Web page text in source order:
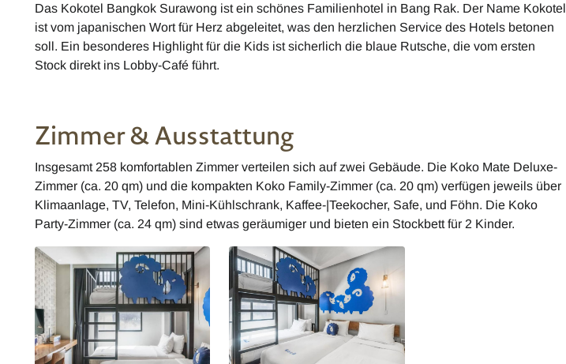
Das Kokotel Bangkok Surawong ist ein schönes Familienhotel in Bang Rak. Der Name Kokotel
ist vom japanischen Wort für Herz abgeleitet, was den herzlichen Service des Hotels betonen
soll. Ein besonderes Highlight für die Kids ist sicherlich die blaue Rutsche, die vom ersten
Stock direkt ins Lobby-Café führt.
Zimmer & Ausstattung
Insgesamt 258 komfortablen Zimmer verteilen sich auf zwei Gebäude. Die Koko Mate Deluxe-
Zimmer (ca. 20 qm) und die kompakten Koko Family-Zimmer (ca. 20 qm) verfügen jeweils über
Klimaanlage, TV, Telefon, Mini-Kühlschrank, Kaffee-|Teekocher, Safe, und Föhn. Die Koko
Party-Zimmer (ca. 24 qm) sind etwas geräumiger und bieten ein Stockbett für 2 Kinder.